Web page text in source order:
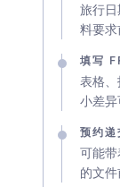
旅行
料要求
填写
表格
小差异
预约递
可能
的文件